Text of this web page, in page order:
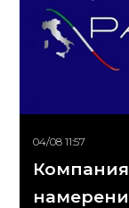
04/08 11:57